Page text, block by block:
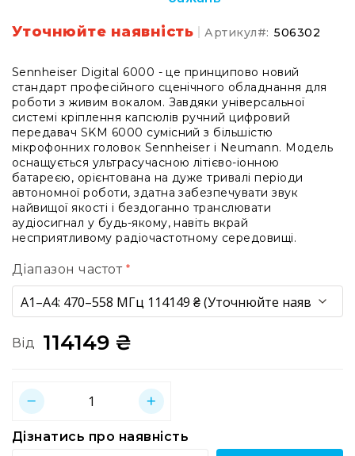
системи
Моніторінг
Приймачі
Передавачі
Мікрофонні
голови
Всі
радіосистеми
Аксесуари
та
комплектуючі
та
антенне
обладнання
Антени
кабелі
RF
роз'їєми
Уточнюйте наявність Артикул 506302
Sennheiser Digital 6000 - це принципово новий
стандарт професійного сценічного обладнання для
роботи з живим вокалом. Завдяки універсальної
системі кріплення капсюлів ручний цифровий
передавач SKM 6000 сумісний з більшістю
мікрофонних головок Sennheiser і Neumann. Модель
оснащується ультрасучасною літієво-іонною
батареєю, орієнтована на дуже тривалі періоди
автономної роботи, здатна забезпечувати звук
найвищої якості і бездоганно транслювати
аудіосигнал у будь-якому, навіть вкрай
несприятливому радіочастотному середовищі.
Діапазон частот
Від 114149 ₴
Дізнатись про наявність